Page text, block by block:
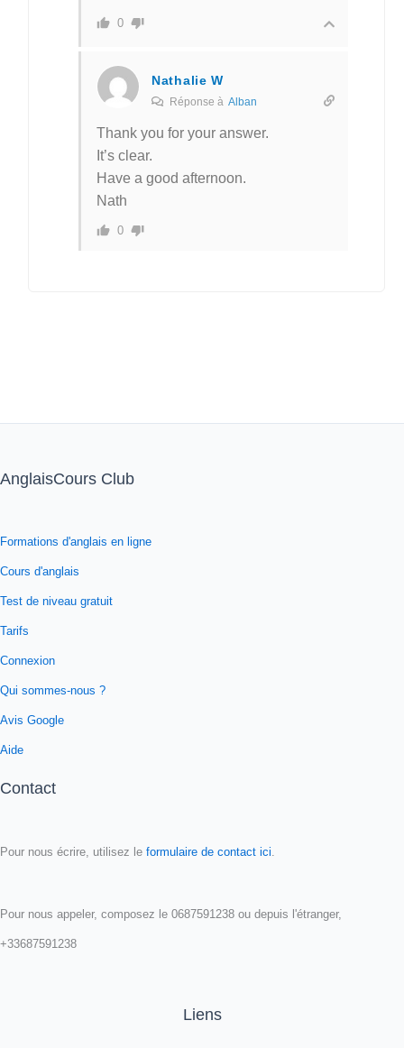
0
Nathalie W
Réponse à Alban
Thank you for your answer.
It’s clear.
Have a good afternoon.
Nath
0
AnglaisCours Club
Formations d'anglais en ligne
Cours d'anglais
Test de niveau gratuit
Tarifs
Connexion
Qui sommes-nous ?
Avis Google
Aide
Contact
Pour nous écrire, utilisez le formulaire de contact ici
Pour nous appeler, composez le 0687591238 ou depuis l'étranger,
+33687591238
Liens